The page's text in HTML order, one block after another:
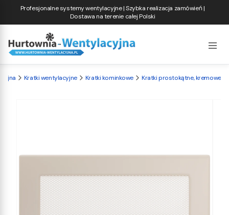
Profesjonalne systemy wentylacyjne | Szybka realizacja zamówień |
Dostawa na terenie całej Polski
Kratki wentylacyjne Kratki kominkowe Kratki prostokątne, kremowe